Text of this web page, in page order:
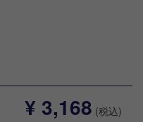
¥ 3,168 (税込)